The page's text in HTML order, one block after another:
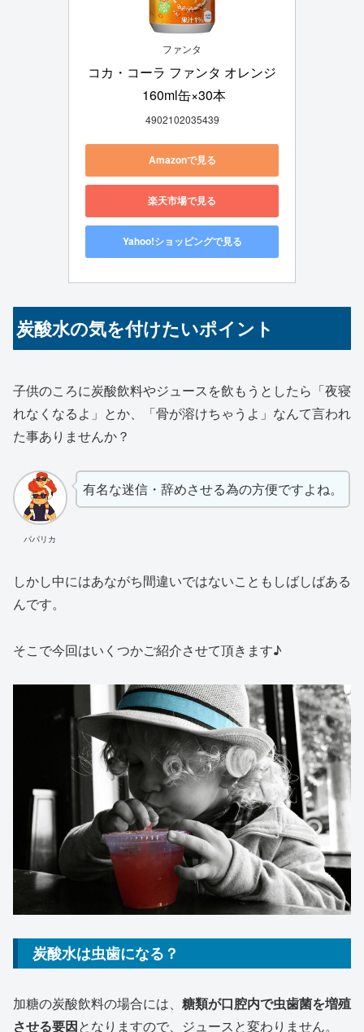
ファンタ
コカ・コーラ ファンタ オレンジ
160ml缶×30本
4902102035439
Amazonで見る
楽天市場で見る
Yahoo!ショッピングで見る
炭酸水の気を付けたいポイント
子供のころに炭酸飲料やジュースを飲もうとしたら「夜寝
れなくなるよ」とか、「骨が溶けちゃうよ」なんて言われ
た事ありませんか？
パパリカ
有名な迷信・辞めさせる為の方便ですよね。
しかし中にはあながち間違いではないこともしばしばある
んです。
そこで今回はいくつかご紹介させて頂きます♪
炭酸水は虫歯になる？
加糖の炭酸飲料の場合には、 糖類が口腔内で虫歯菌を増殖
させる要因となりますので、ジュースと変わりません。